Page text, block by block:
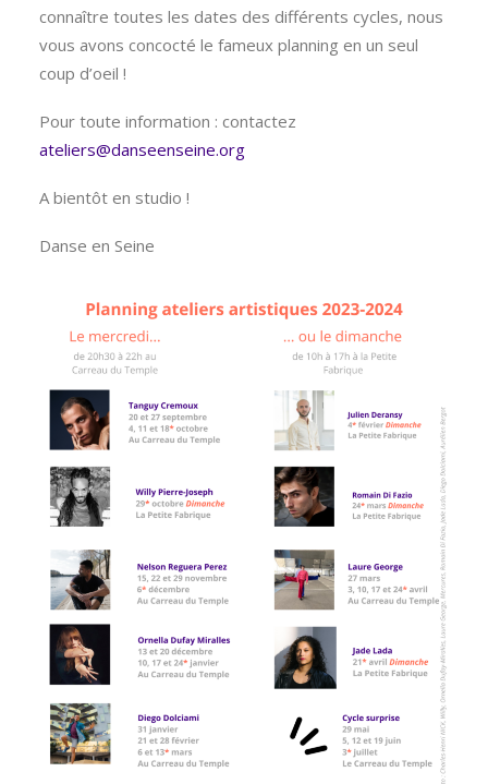
connaître toutes les dates des différents cycles, nous
vous avons concocté le fameux planning en un seul
coup d’oeil !
Pour toute information : contactez
ateliers@danseenseine.org
A bientôt en studio !
Danse en Seine